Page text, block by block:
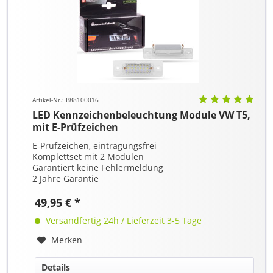
Artikel-Nr.: B88100016
LED Kennzeichenbeleuchtung Module VW T5,
mit E-Prüfzeichen
E-Prüfzeichen, eintragungsfrei
Komplettset mit 2 Modulen
Garantiert keine Fehlermeldung
2 Jahre Garantie
49,95 € *
Versandfertig 24h / Lieferzeit 3-5 Tage
Merken
Details